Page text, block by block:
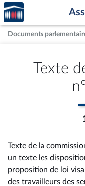
Aller au contenu
Aller en bas de la page
Accèder
à la
page
d'accueil
Documents
Texte
Texte de la
un texte les
proposition de loi
des travailleurs des